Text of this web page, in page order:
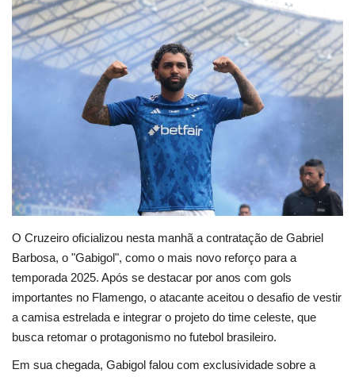
Radio & Tv
Política
Municípios
Esportes
Saúde
Language
portugues English
O Cruzeiro oficializou nesta manhã a contratação de Gabriel
Barbosa, o "Gabigol", como o mais novo reforço para a
temporada 2025. Após se destacar por anos com gols
importantes no Flamengo, o atacante aceitou o desafio de vestir
a camisa estrelada e integrar o projeto do time celeste, que
busca retomar o protagonismo no futebol brasileiro.
Em sua chegada, Gabigol falou com exclusividade sobre a